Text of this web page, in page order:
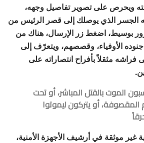
ويحرص على تصوير تفاصيل وجهه،
الجسر الذي يوصلك إلى قصر الرئيس من
بوسيط، اضغط زر الإرسال، هناك من
الأوفياء، وقصصهم، ويتعرّف إلى
مثقلاً بأفراح انتصاراته على
الموت بالقتل المباشر، أو تحت
أو يتركون ليموتوا
غير موثقة في أرشيف الأجهزة الأمنية،